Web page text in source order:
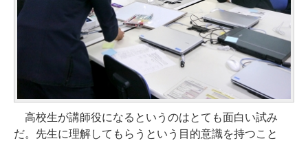
高校生が講師役になるというのはとても面白い試み
だ。先生に理解してもらうという目的意識を持つこと